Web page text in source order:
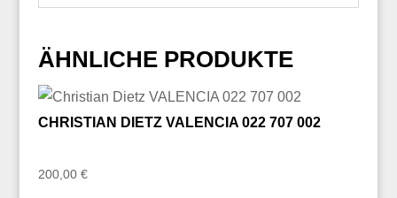
ÄHNLICHE PRODUKTE
CHRISTIAN DIETZ VALENCIA 022 707 002
200,00 €